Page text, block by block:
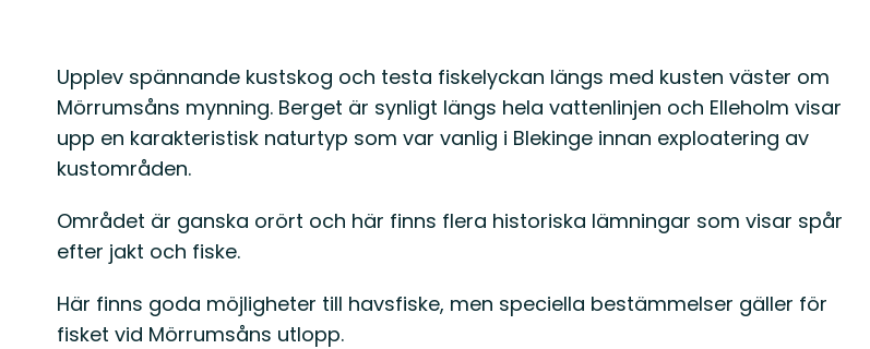
Beskrivning
Upplev spännande kustskog och testa fiskelyckan längs med kusten väster om
Mörrumsåns mynning. Berget är synligt längs hela vattenlinjen och Elleholm visar
upp en karakteristisk naturtyp som var vanlig i Blekinge innan exploatering av
kustområden.
Området är ganska orört och här finns flera historiska lämningar som visar spår
efter jakt och fiske.
Här finns goda möjligheter till havsfiske, men speciella bestämmelser gäller för
fisket vid Mörrumsåns utlopp.